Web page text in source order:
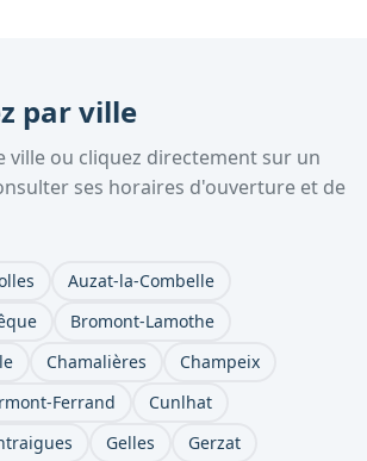
par ville
ville ou cliquez directement sur un
ses horaires d'ouverture et de
Auzat-la-Combelle
Bromont-Lamothe
Chamalières
Champeix
Ferrand
Cunlhat
Gelles
Gerzat